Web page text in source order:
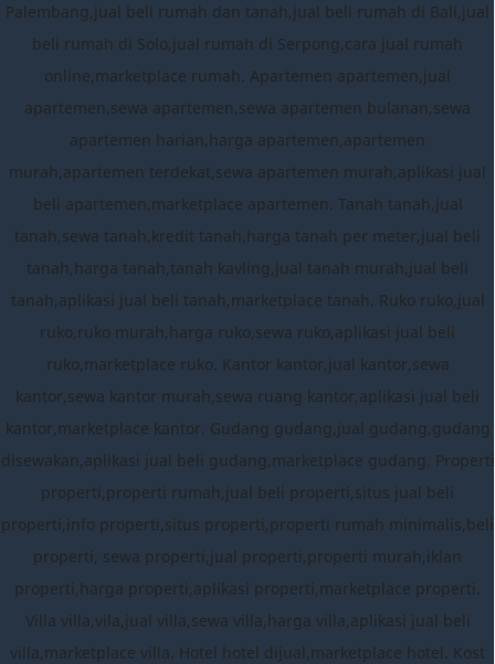
Palembang,jual beli rumah dan tanah,jual beli rumah di Bali,jual
beli rumah di Solo,jual rumah di Serpong,cara jual rumah
online,marketplace rumah. Apartemen apartemen,jual
apartemen,sewa apartemen,sewa apartemen bulanan,sewa
apartemen harian,harga apartemen,apartemen
murah,apartemen terdekat,sewa apartemen murah,aplikasi jual
beli apartemen,marketplace apartemen. Tanah tanah,jual
tanah,sewa tanah,kredit tanah,harga tanah per meter,jual beli
tanah,harga tanah,tanah kavling,jual tanah murah,jual beli
tanah,aplikasi jual beli tanah,marketplace tanah. Ruko ruko,jual
ruko,ruko murah,harga ruko,sewa ruko,aplikasi jual beli
ruko,marketplace ruko. Kantor kantor,jual kantor,sewa
kantor,sewa kantor murah,sewa ruang kantor,aplikasi jual beli
kantor,marketplace kantor. Gudang gudang,jual gudang,gudang
disewakan,aplikasi jual beli gudang,marketplace gudang. Properti
properti,properti rumah,jual beli properti,situs jual beli
properti,info properti,situs properti,properti rumah minimalis,beli
properti, sewa properti,jual properti,properti murah,iklan
properti,harga properti,aplikasi properti,marketplace properti.
Villa villa,vila,jual villa,sewa villa,harga villa,aplikasi jual beli
villa,marketplace villa. Hotel hotel dijual,marketplace hotel. Kost